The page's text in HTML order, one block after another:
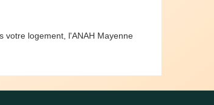
votre logement, l'ANAH Mayenne